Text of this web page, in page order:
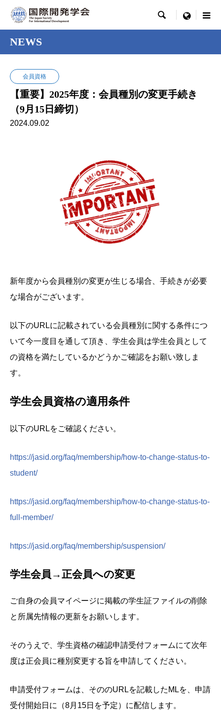
 menu
NEWS
会員資格
【重要】2025年度：会員種別の変更手続き
（9月15日締切）
2024.09.02
新年度から会員種別の変更が生じる場合、手続きが必要
な場合がございます。
以下のURLに記載されている会員種別に関する条件につ
いて今一度目を通して頂き、学生会員は学生会員として
の資格を満たしているかどうかご確認をお願い致しま
す。
学生会員資格の適用条件
以下のURLをご確認ください。
https://jasid.org/faq/membership/how-to-change-status-to-
student/
https://jasid.org/faq/membership/how-to-change-status-to-
full-member/
https://jasid.org/faq/membership/suspension/
学生会員→正会員への変更
ご自身の会員マイページに掲載の学生証ファイルの削除
と所属先情報の更新をお願いします。
そのうえで、学生資格の確認申請受付フォームにて次年
度は正会員に種別変更する旨を申請してください。
申請受付フォームは、そののURLを記載したMLを、申請
受付開始日に（8月15日を予定）に配信します。